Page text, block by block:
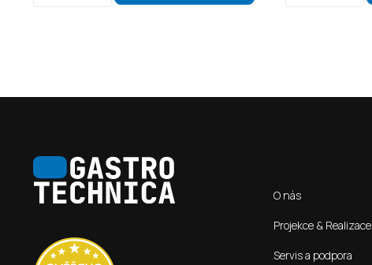
O nás
Projekce & Realizace
Servis a podpora